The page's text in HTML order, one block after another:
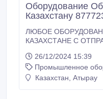
Оборудование
Казахстану
ЛЮБОЕ
КАЗАХСТАНЕ С
сатады! = Tel:+7-777-
ӨҢДЕУДІ САҚТАУҒА
ӨНДІРІСІНІҢ
26/12/2024 15:39
Промышленное
Казахстан, Атырау